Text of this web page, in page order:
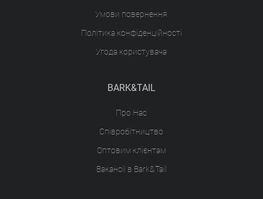
Умови повернення
Політика конфіденційності
Угода користувача
BARK&TAIL
Про Нас
Співробітництво
Оптовим клієнтам
Вакансії в Bark&Tail